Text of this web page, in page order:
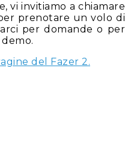
vi invitiamo a chiamare
prenotare un volo di
per domande o per
del Fazer 2.